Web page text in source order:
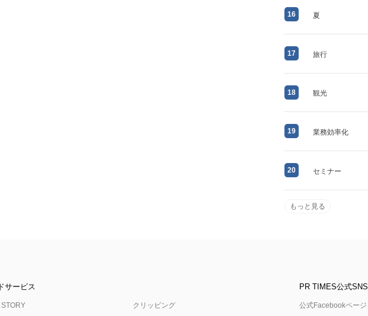
16 夏
17 旅行
18 観光
19 業務効率化
20 セミナー
もっと見る
サービス
STORY クリッピング
PR TIMES公式SNS
公式Facebookページ